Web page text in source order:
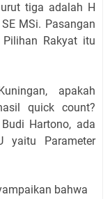
tiga adalah H
MSi. Pasangan
Rakyat itu
apakah
quick count?
Hartono, ada
yaitu Parameter
bahwa